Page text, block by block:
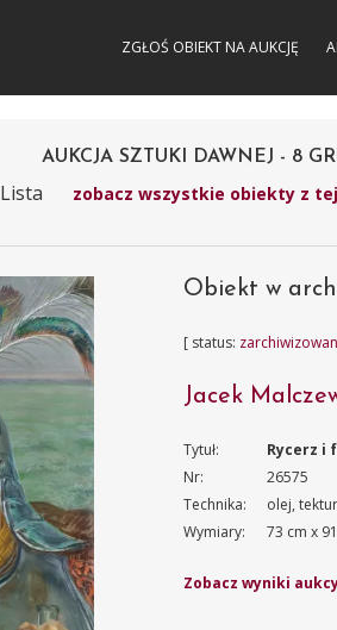
ZGŁOŚ OBIEKT NA AUKCJĘ
AUKCJA SZTUKI DAWNEJ - 8
Lista zobacz wszystkie obiekty z
Obiekt w
[ status:
Jacek
Tytuł:
Rycerz i
Nr:
26575
Technika:
olej,
Wymiary:
73 cm x
Zobacz wyniki